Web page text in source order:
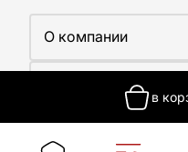
в
О компании
О компании
Сертификаты
Новости
Контакты
Покупателям